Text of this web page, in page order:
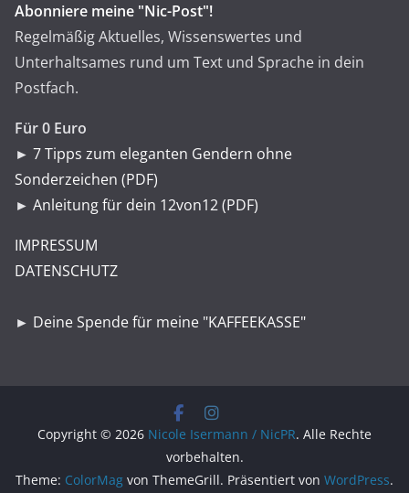
Abonniere meine "Nic-Post"!
Regelmäßig Aktuelles, Wissenswertes und
Unterhaltsames rund um Text und Sprache in dein
Postfach.
Für 0 Euro
► 7 Tipps zum eleganten Gendern ohne
Sonderzeichen (PDF)
► Anleitung für dein 12von12 (PDF)
IMPRESSUM
DATENSCHUTZ
► Deine Spende für meine "KAFFEEKASSE"
Copyright © 2026 Nicole Isermann / NicPR. Alle Rechte
vorbehalten.
Theme: ColorMag von ThemeGrill. Präsentiert von WordPress.